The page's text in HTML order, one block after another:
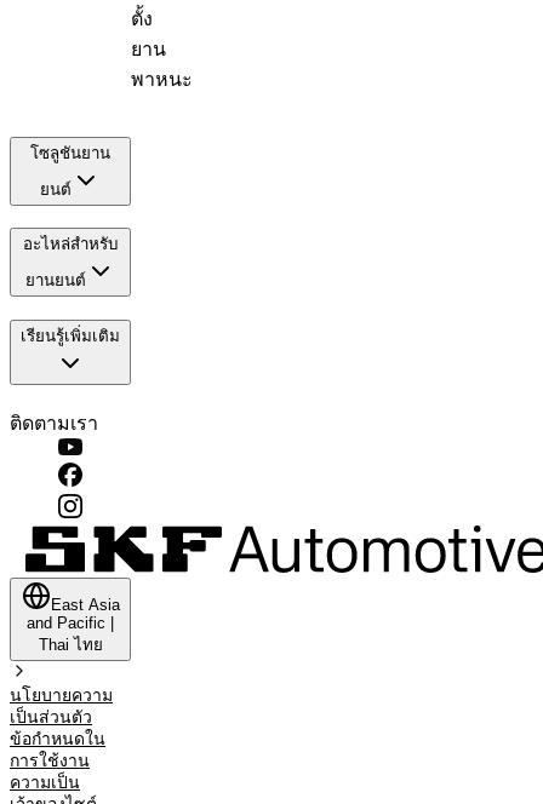
ตั้ง
ยาน
พาหนะ
โซลูชันยาน
ยนต์
อะไหล่สำหรับ
ยานยนต์
เรียนรู้เพิ่มเติม
ติดตามเรา
East Asia
and Pacific
Thai ไทย
นโยบายความ
เป็นส่วนตัว
ข้อกำหนดใน
การใช้งาน
ความเป็น